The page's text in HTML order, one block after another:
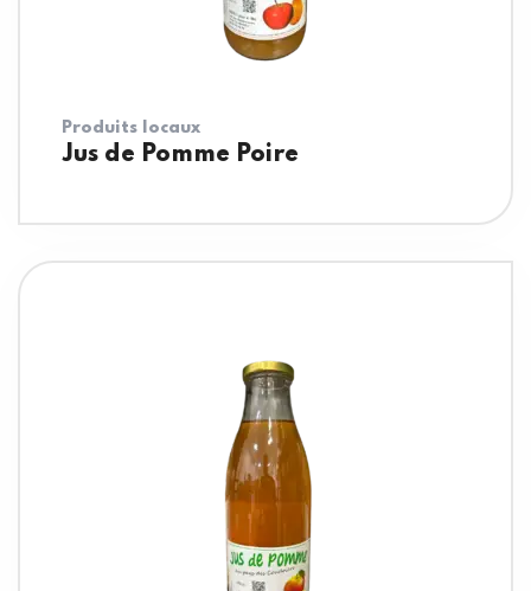
Produits locaux
Jus de Pomme Poire